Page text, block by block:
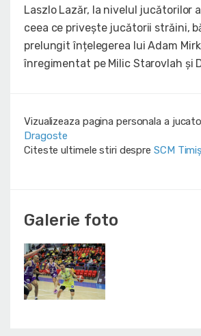
Laszlo Lazăr, la nivelul jucătorilor
ceea ce privește jucătorii străini,
prelungit înțelegerea lui Adam
înregimentat pe Milic Starovlah și
Vizualizeaza pagina personala a
Dragoste
Citeste ultimele stiri despre SCM
Galerie foto